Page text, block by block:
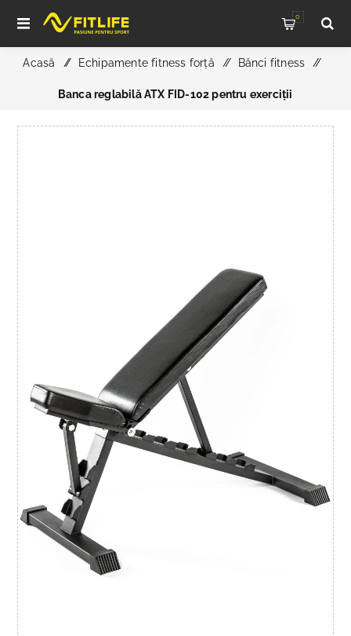
0
Acasă / Echipamente fitness forță / Bănci fitness /
Banca reglabilă ATX FID-102 pentru exerciții